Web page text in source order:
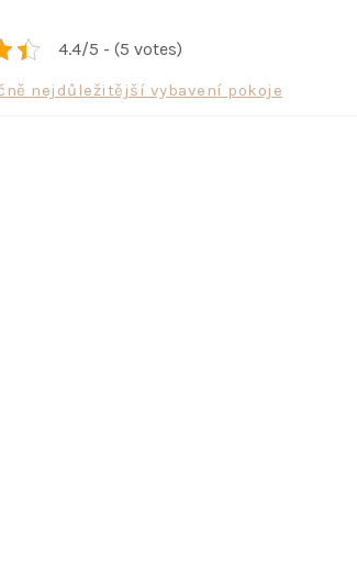
4.4/5 - (5 votes)
nejdůležitější vybavení pokoje